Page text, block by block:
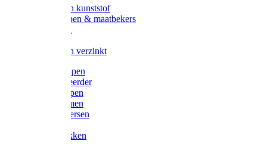
Voerbakken kunststof
Voerscheppen & maatbekers
Voerbakken verzinkt
Warmtelampen
Staartcoupeerder
Biggenkappen
Neuskrammen
Varken diversen
Varkensbakken